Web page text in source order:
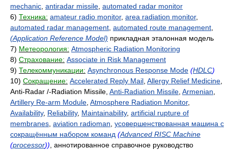
mechanic antiradar missile automated radar monitor
6) Техника: amateur radio monitor, area radiation monitor,
automated radar management automated route management
(Application Reference Model) прикладная эталонная модель
7) Метеорология: Atmospheric Radiation Monitoring
8) Страхование: Associate in Risk Management
9) Телекоммуникации: Asynchronous Response Mode (HDLC)
10) Сокращение: Accelerated Reply Mail Allergy Relief Medicine
Anti-Radar /-Radiation Missile, Anti-Radiation Missile Armenian
Artillery Re-arm Module Atmosphere Radiation Monitor,
Availability, Reliability, Maintainability, artificial rupture of
membranes aviation radioman усовершенствованная машина с
сокращённым набором команд (Advanced RISC Machine
(processor)) , аннотированное справочное руководство